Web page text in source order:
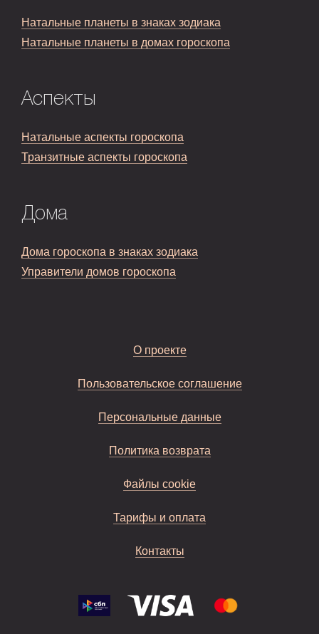
Натальные планеты в знаках зодиака
Натальные планеты в домах гороскопа
Аспекты
Натальные аспекты гороскопа
Транзитные аспекты гороскопа
Дома
Дома гороскопа в знаках зодиака
Управители домов гороскопа
О проекте
Пользовательское соглашение
Персональные данные
Политика возврата
Файлы cookie
Тарифы и оплата
Контакты